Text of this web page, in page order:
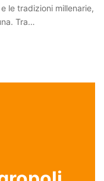
le tradizioni millenarie,
Tra…